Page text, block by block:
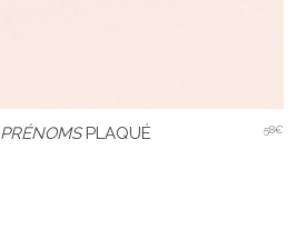
PRÉNOMSPLAQUÉ
58€